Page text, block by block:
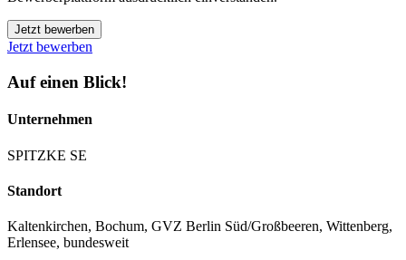
Jetzt bewerben
Jetzt bewerben
Auf einen Blick!
Unternehmen
SPITZKE SE
Standort
Kaltenkirchen, Bochum, GVZ Berlin Süd/Großbeeren, Wittenberg,
Erlensee, bundesweit